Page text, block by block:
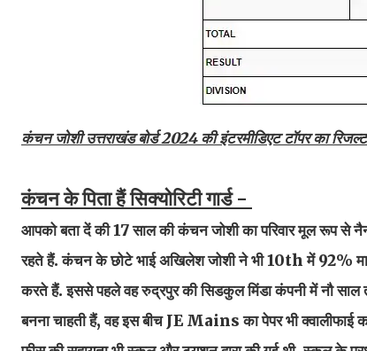
कंचन जोशी उत्तराखंड बोर्ड 2024 की इंटरमीडिएट टॉपर का
कंचन के पिता हैं सिक्योरिटी गार्ड -
आपको बता दें की 17 साल की कंचन जोशी का परिवार मूल रूप से
रहते हैं. कंचन के छोटे भाई अखिलेश जोशी ने भी 10th में 92%
करते हैं. इससे पहले वह रुद्रपुर की सिडकुल मिंडा कंपनी में नौ
बनना चाहती हैं, वह इस बीच JE Mains का पेपर भी